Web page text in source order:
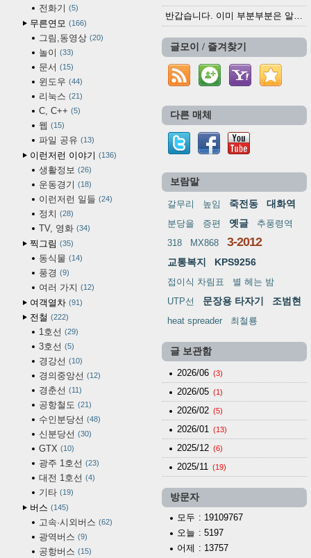
전화기 5
무른연모 166
그림,동영상 20
놀이 33
문서 15
윈도우 44
리눅스 21
C, C++ 5
웹 15
파일 공유 13
이런저런 이야기 136
생활정보 26
운동경기 18
이런저런 일들 24
정치 28
TV, 영화 34
찍그림 35
동식물 14
풍경 9
여러 가지 12
여객열차 91
전철 222
1호선 29
3호선 5
경강선 10
경의중앙선 12
경춘선 11
공항철도 21
수인분당선 48
신분당선 30
GTX 10
광주 1호선 23
대전 1호선 4
기타 19
버스 145
고속·시외버스 62
광역버스 9
공항버스 15
반갑습니다. 이미 부분부분은 알려진 정보들이...
글모이 / 즐겨찾기
다른 매체
보람말
갈무리 높임 죽전동 대화역
분당을 증편 옛글
추풍령역
318
MX868 3-2012
교통복지 KPS9256
접이식 차림표
별 헤는 밤
UTP선
문장용 타자기 조범현
heat spreader 최철룡
글 보관함
2026/06 (3)
2026/05 (1)
2026/02 (5)
2026/01 (13)
2025/12 (6)
2025/11 (19)
방문자
모두 : 19109767
오늘 : 5197
어제 : 13757